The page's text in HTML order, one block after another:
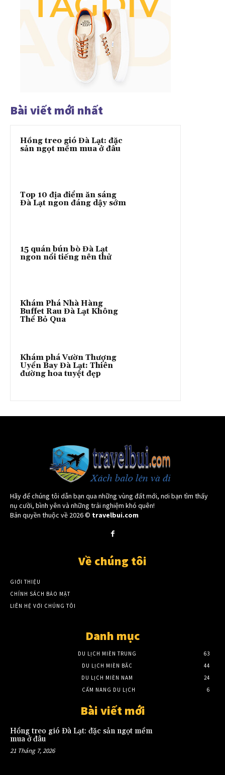
Bài viết mới nhất
Hồng treo gió Đà Lạt: đặc
sản ngọt mềm mua ở đâu
Top 10 địa điểm ăn sáng
Đà Lạt ngon đáng dậy sớm
15 quán bún bò Đà Lạt
ngon nổi tiếng nên thử
Khám Phá Nhà Hàng
Buffet Rau Đà Lạt Không
Thể Bỏ Qua
Khám phá Vườn Thượng
Uyển Bay Đà Lạt: Thiên
đường hoa tuyệt đẹp
Hãy để chúng tôi dẫn bạn qua những vùng đất mới, nơi bạn tìm thấy
nụ cười, bình yên và những trải nghiệm khó quên!
Bản quyền thuộc về 2026 © travelbui.com
Về chúng tôi
GIỚI THIỆU
CHÍNH SÁCH BẢO MẬT
LIÊN HỆ VỚI CHÚNG TÔI
Danh mục
DU LỊCH MIỀN TRUNG
63
DU LỊCH MIỀN BẮC
44
DU LỊCH MIỀN NAM
24
CẨM NANG DU LỊCH
6
Bài viết mới
Hồng treo gió Đà Lạt: đặc sản ngọt mềm
mua ở đâu
21 Tháng 7, 2026